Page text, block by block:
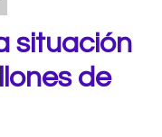
situación
de